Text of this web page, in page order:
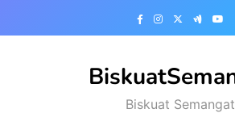
Biskuat Semangat